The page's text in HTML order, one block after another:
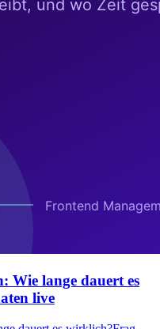
Wie lange dauert es
live